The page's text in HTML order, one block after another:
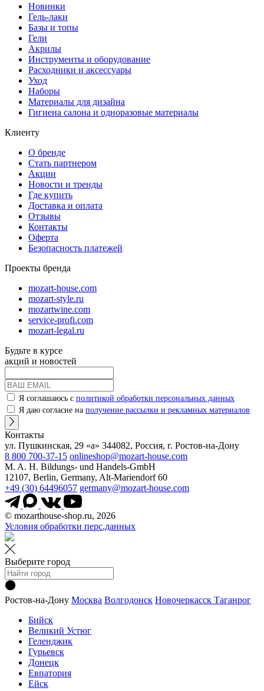
Новинки
Гель-лаки
Базы и топы
Гели
Акрилы
Инструменты и оборудование
Расходники и аксессуары
Уход
Наборы
Материалы для дизайна
Гигиена салона и одноразовые материалы
Клиенту
О бренде
Стать партнером
Акции
Новости и тренды
Где купить
Доставка и оплата
Отзывы
Контакты
Оферта
Безопасность платежей
Проекты бренда
mozart-house.com
mozart-style.ru
mozartwine.com
service-profi.com
mozart-legal.ru
Будьте в курсе
акций и новостей
Я соглашаюсь с политикой обработки персональных данных
Я даю согласие на получение рассылки и рекламных материалов
Контакты
ул. Пушкинская, 29 «а» 344082, Россия, г. Ростов-на-Дону
8 800 700-37-15 onlineshop@mozart-house.com
M. A. H. Bildungs- und Handels-GmbH
12107, Berlin, Germany, Alt-Mariendorf 60
+49 (30) 64496057 germany@mozart-house.com
© mozarthouse-shop.ru, 2026
Условия обработки перс.данных
Выберите город
Ростов-на-Дону Москва Волгодонск Новочеркасск Таганрог
Бийск
Великий Устюг
Геленджик
Гурьевск
Донецк
Евпатория
Ейск